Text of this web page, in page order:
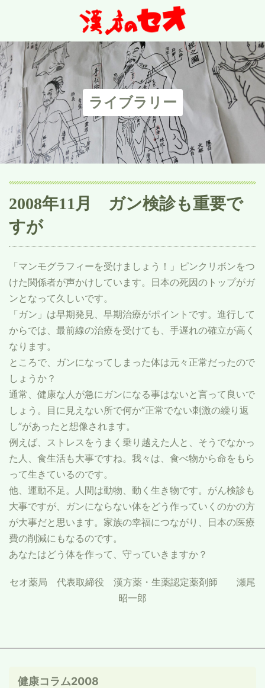
ライブラリー
2008年11月 ガン検診も重要で
すが
「マンモグラフィーを受けましょう！」ピンクリボンをつ
けた関係者が声かけしています。日本の死因のトップがガ
ンとなって久しいです。
「ガン」は早期発見、早期治療がポイントです。進行して
からでは、最前線の治療を受けても、手遅れの確立が高く
なります。
ところで、ガンになってしまった体は元々正常だったので
しょうか？
通常、健康な人が急にガンになる事はないと言って良いで
しょう。目に見えない所で何か”正常でない刺激の繰り返
し”があったと想像されます。
例えば、ストレスをうまく乗り越えた人と、そうでなかっ
た人、食生活も大事ですね。我々は、食べ物から命をもら
って生きているのです。
他、運動不足。人間は動物、動く生き物です。がん検診も
大事ですが、ガンにならない体をどう作っていくのかの方
が大事だと思います。家族の幸福につながり、日本の医療
費の削減にもなるのです。
あなたはどう体を作って、守っていきますか？
セオ薬局 代表取締役 漢方薬・生薬認定薬剤師 瀬尾
昭一郎
健康コラム2008